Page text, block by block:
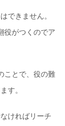
できません。
役がつくのでア
ことで、役の難
す。
ければリーチ